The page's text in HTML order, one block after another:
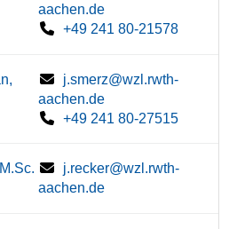
aachen.de
+49 241 80-21578
j.smerz@wzl.rwth-
aachen.de
+49 241 80-27515
j.recker@wzl.rwth-
aachen.de